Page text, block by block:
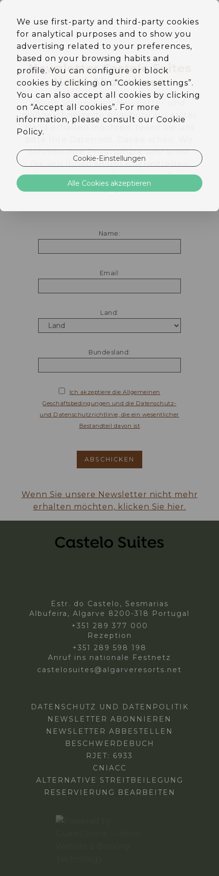
Newsletter Castelo Suites
Hotel Abonnieren
Wenn Sie unseren Newsletter und
maßgeschneiderte Angebote aus erster
Hand erhalten möchten, teilen Sie uns
nehmen Ihre Privatsphäre sehr ernst.
Die von Ihnen an uns übermittelten
Informationen werden nicht an Dritte
weitergegeben.
Name:
Email:
Land:
Bundesland:
Ich akzeptiere die Allgemeinen
Geschäftsbedingungen und die Datenschutz-
und Datenschutzrichtlinie, die ein wesentlicher
Bestandteil davon ist
Wenn Sie unsere Newsletter nicht mehr
erhalten möchten, klicken Sie hier.
Estr. do Castelo, Sesmarias
Albufeira, Algarve 8200-318 Portugal
+351 289 377 000
Rezeption
+351 289 598 198
Anruf ins nationale Festnetz
castelosuites@algarveresorts.net
DATENSCHUTZ UND DATENPOLITIK
NEWSLETTER ABONNIEREN
NEWSLETTER ABBESTELLEN
BESCHWERDEBUCH
RJET: 6933
CNIACC
ALTERNATIVE STREITBEILEGUNG
RESERVIERUNG BEARBEITEN
We use first-party and third-party cookies
for analytical purposes and to show you
advertising related to your preferences,
based on your browsing habits and
profile. You can configure or block
cookies by clicking on “Cookies settings”.
You can also accept all cookies by clicking
on “Accept all cookies”. For more
information, please consult our Cookie
Policy.
Cookie-Einstellungen
Alle Cookies akzeptieren